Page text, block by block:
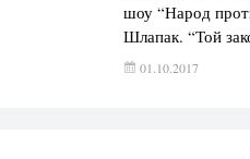
шоу “Народ
Шлапак. “Той
її прибічником,
01.10.2017